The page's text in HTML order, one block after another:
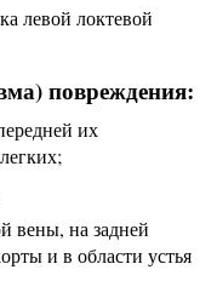
левой локтевой
повреждения:
их
вены, на задней
и в области устья